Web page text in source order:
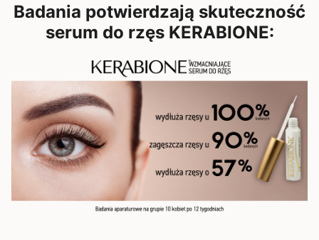
Badania potwierdzają skuteczność
serum do rzęs KERABIONE: